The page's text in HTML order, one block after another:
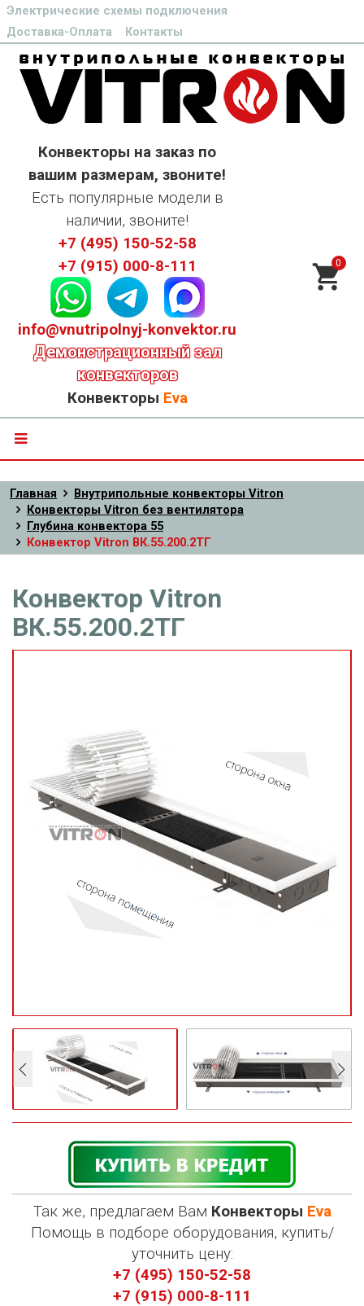
Электрические схемы подключения
Доставка-Оплата
Контакты
Конвекторы на заказ по
вашим размерам, звоните!
Есть популярные модели в
наличии, звоните!
+7 (495) 150-52-58
+7 (915) 000-8-111
info@vnutripolnyj-konvektor.ru
Демонстрационный зал
конвекторов
Конвекторы Eva
0
Главная
Внутрипольные конвекторы Vitron
Конвекторы Vitron без вентилятора
Глубина конвектора 55
Конвектор Vitron ВК.55.200.2ТГ
Конвектор Vitron
ВК.55.200.2ТГ
Так же, предлагаем Вам Конвекторы Eva
Помощь в подборе оборудования, купить/
уточнить цену:
+7 (495) 150-52-58
+7 (915) 000-8-111